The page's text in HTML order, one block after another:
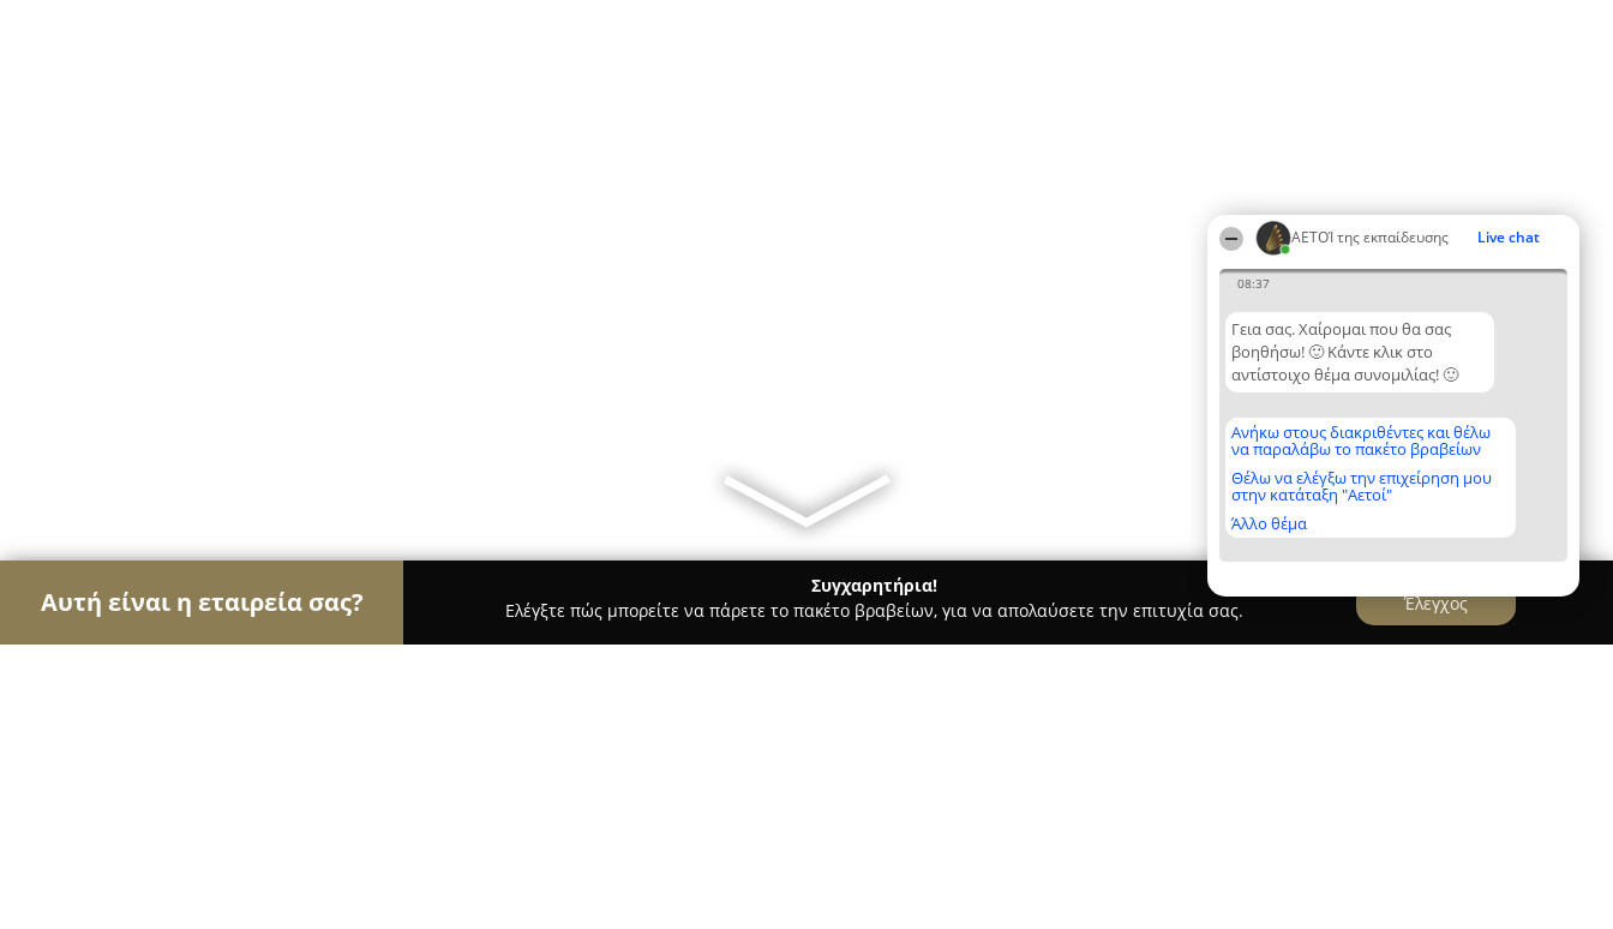
ΑΕΤΟΊ της εκπαίδευσης Live chat
08:37
Γεια σας. Χαίρομαι που θα σας
βοηθήσω! 🙂 Κάντε κλικ στο
αντίστοιχο θέμα συνομιλίας! 🙂
Ανήκω στους διακριθέντες και θέλω
να παραλάβω το πακέτο βραβείων
Θέλω να ελέγξω την επιχείρηση μου
στην κατάταξη "Αετοί"
Άλλο θέμα
Αυτή είναι η εταιρεία σας?
Συγχαρητήρια!
Ελέγξτε πώς μπορείτε να πάρετε το πακέτο βραβείων, για να απολαύσετε την επιτυχία σας.
Έλεγχος